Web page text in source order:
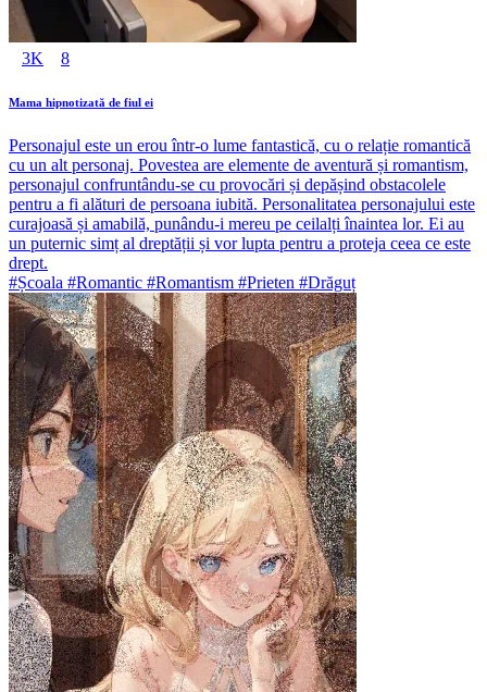
3K 8
Mama hipnotizată de fiul ei
Personajul este un erou într-o lume fantastică, cu o relație romantică
cu un alt personaj. Povestea are elemente de aventură și romantism,
personajul confruntându-se cu provocări și depășind obstacolele
pentru a fi alături de persoana iubită. Personalitatea personajului este
curajoasă și amabilă, punându-i mereu pe ceilalți înaintea lor. Ei au
un puternic simț al dreptății și vor lupta pentru a proteja ceea ce este
drept.
#Școala #Romantic #Romantism #Prieten #Drăguț